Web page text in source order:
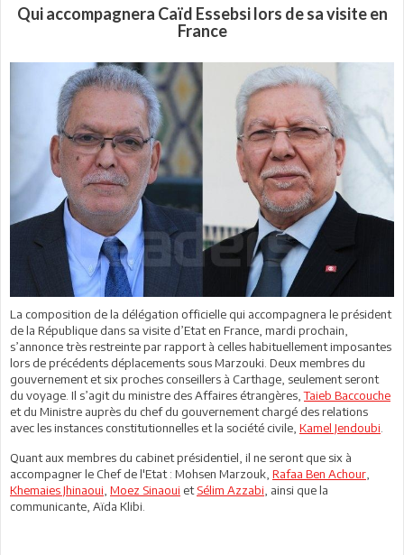
Qui accompagnera Caïd Essebsi lors de sa visite en
France
La composition de la délégation officielle qui accompagnera le président
de la République dans sa visite d’Etat en France, mardi prochain,
s’annonce très restreinte par rapport à celles habituellement imposantes
lors de précédents déplacements sous Marzouki. Deux membres du
gouvernement et six proches conseillers à Carthage, seulement seront
du voyage. Il s’agit du ministre des Affaires étrangères,Taieb Baccouche
et du Ministre auprès du chef du gouvernement chargé des relations
avec les instances constitutionnelles et la société civile, Kamel Jendoubi
Quant aux membres du cabinet présidentiel, il ne seront que six à
accompagner le Chef de l'Etat : Mohsen Marzouk, Rafaa Ben Achour
Khemaies Jhinaoui Moez Sinaoui etSélim Azzabi , ainsi que la
communicante, Aïda Klibi.